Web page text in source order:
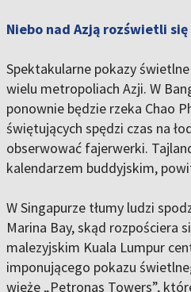
Niebo nad Azją rozświetli
Spektakularne pokazy
wielu metropoliach Azji. W
ponownie będzie rzeka Chao
świętujących spędzi czas na
obserwować fajerwerki.
kalendarzem buddyjskim,
W Singapurze tłumy ludzi
Marina Bay, skąd rozpościera
malezyjskim Kuala Lumpur
imponującego pokazu
wieże „Petronas Towers”,